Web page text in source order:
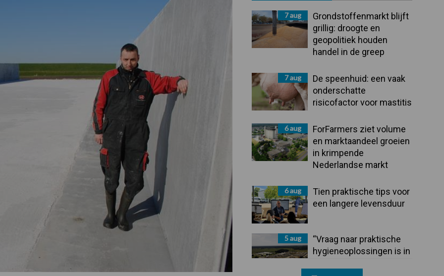
Sidebar7 aug
Grondstoffenmarkt blijft
grillig: droogte en
geopolitiek houden
handel in de greep
7 aug
De speenhuid: een vaak
onderschatte
risicofactor voor mastitis
6 aug
ForFarmers ziet volume
en marktaandeel groeien
in krimpende
Nederlandse markt
6 aug
Tien praktische tips voor
een langere levensduur
5 aug
“Vraag naar praktische
hygieneoplossingen is in